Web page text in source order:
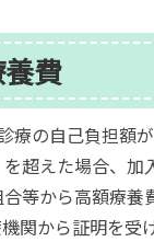
費
療の自己負担額
を超えた場合、加
等から高額療養
関から証明を受